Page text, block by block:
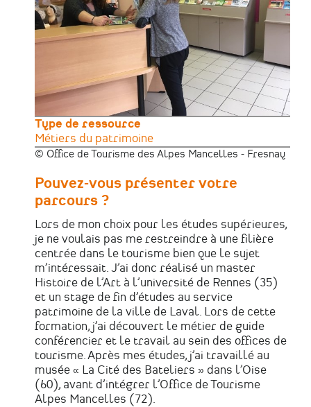
Type de ressource
Métiers du patrimoine
© Office de Tourisme des Alpes Mancelles - Fresnay
Pouvez-vous présenter votre
parcours ?
Lors de mon choix pour les études supérieures,
je ne voulais pas me restreindre à une filière
centrée dans le tourisme bien que le sujet
m’intéressait. J’ai donc réalisé un master
Histoire de l’Art à l’université de Rennes (35)
et un stage de fin d’études au service
patrimoine de la ville de Laval. Lors de cette
formation, j’ai découvert le métier de guide
conférencier et le travail au sein des offices de
tourisme. Après mes études, j’ai travaillé au
musée « La Cité des Bateliers » dans l’Oise
(60), avant d’intégrer l’Office de Tourisme
Alpes Mancelles (72).